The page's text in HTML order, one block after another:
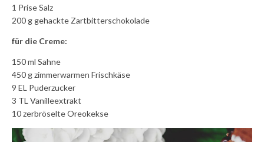
1 Prise Salz
200 g gehackte Zartbitterschokolade
für die Creme:
150 ml Sahne
450 g zimmerwarmen Frischkäse
9 EL Puderzucker
3 TL Vanilleextrakt
10 zerbröselte Oreokekse